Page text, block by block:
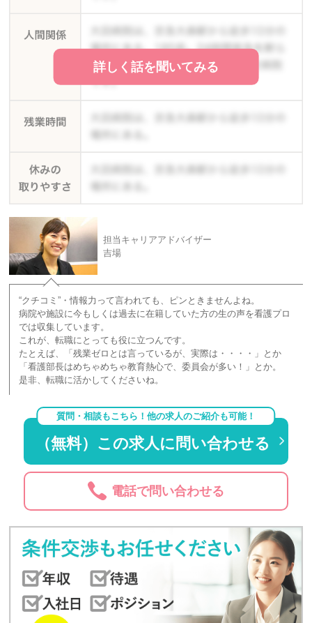
詳しく話を聞いてみる
担当キャリアアドバイザー
吉場
“クチコミ”・情報力って言われても、ピンときませんよね。
病院や施設に今もしくは過去に在籍していた方の生の声を看護プロ
では収集しています。
これが、転職にとっても役に立つんです。
たとえば、「残業ゼロとは言っているが、実際は・・・・」とか
「看護部長はめちゃめちゃ教育熱心で、委員会が多い！」とか。
是非、転職に活かしてくださいね。
質問・相談もこちら！他の求人のご紹介も可能！
（無料）この求人に問い合わせる
電話で問い合わせる